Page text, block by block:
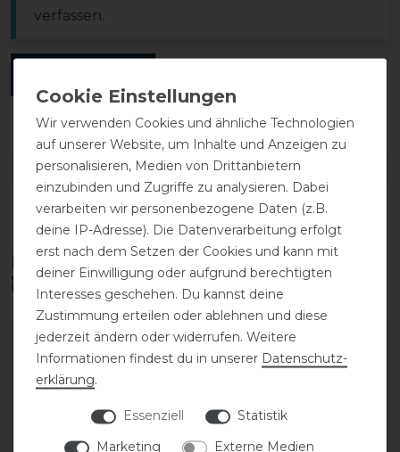
verfassen.
DETAILS ZUR PRODUKTSICHERHEIT
Diese Produkte könnten dich auch
interessieren
Wir verwenden Cookies und ähnliche Technologien
auf unserer Website, um Inhalte und Anzeigen zu
personalisieren, Medien von Drittanbietern
einzubinden und Zugriffe zu analysieren. Dabei
verarbeiten wir personenbezogene Daten (z.B.
deine IP-Adresse). Die Datenverarbeitung erfolgt
erst nach dem Setzen der Cookies und kann mit
deiner Einwilligung oder aufgrund berechtigten
Interesses geschehen. Du kannst deine
Zustimmung erteilen oder ablehnen und diese
jederzeit ändern oder widerrufen. Weitere
Informationen findest du in unserer Daten­schutz­
erklärung.
Essenziell
Statistik
Marketing
Externe Medien